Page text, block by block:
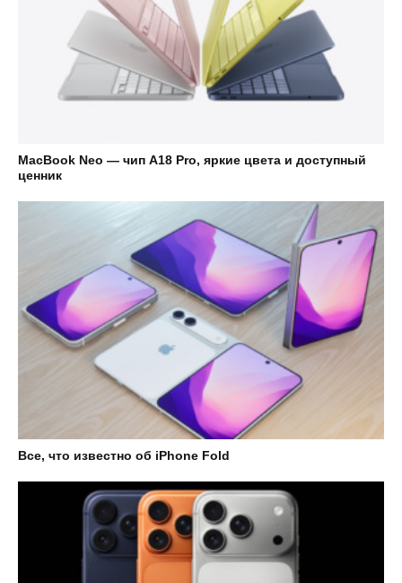
MacBook Neo — чип A18 Pro, яркие цвета и доступный
ценник
Все, что известно об iPhone Fold